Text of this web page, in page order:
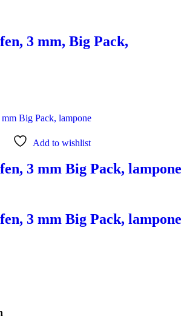
3 mm, Big Pack,
Add to wishlist
3 mm Big Pack, lampone
3 mm Big Pack, lampone